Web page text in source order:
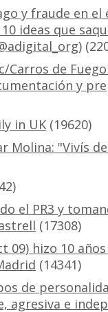
y fraude en el
ideas que
Carros de
y
in UK(19620)
Molina: "Vivís
el PR3 y
(17308)
09) hizo 10
(14341)
de
agresiva e